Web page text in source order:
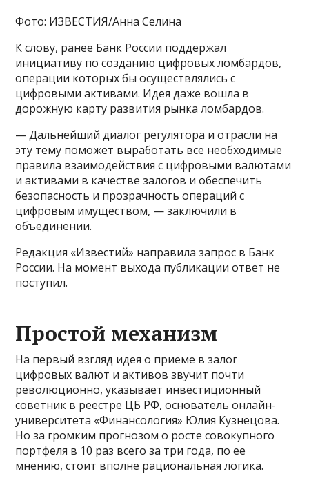
Фото: ИЗВЕСТИЯ/Анна Селина
К слову, ранее Банк России поддержал
инициативу по созданию цифровых ломбардов,
операции которых бы осуществлялись с
цифровыми активами. Идея даже вошла в
дорожную карту развития рынка ломбардов.
— Дальнейший диалог регулятора и отрасли на
эту тему поможет выработать все необходимые
правила взаимодействия с цифровыми валютами
и активами в качестве залогов и обеспечить
безопасность и прозрачность операций с
цифровым имуществом, — заключили в
объединении.
Редакция «Известий» направила запрос в Банк
России. На момент выхода публикации ответ не
поступил.
Простой механизм
На первый взгляд идея о приеме в залог
цифровых валют и активов звучит почти
революционно, указывает инвестиционный
советник в реестре ЦБ РФ, основатель онлайн-
университета «Финансология» Юлия Кузнецова.
Но за громким прогнозом о росте совокупного
портфеля в 10 раз всего за три года, по ее
мнению, стоит вполне рациональная логика.